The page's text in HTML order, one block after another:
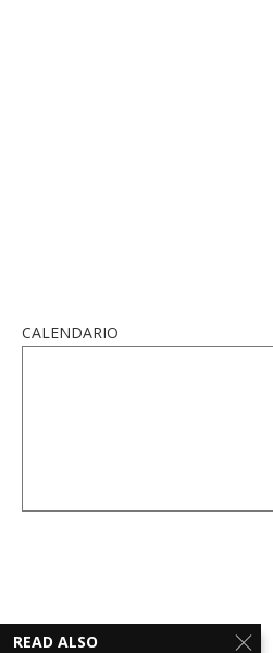
CALENDARIO
READ ALSO